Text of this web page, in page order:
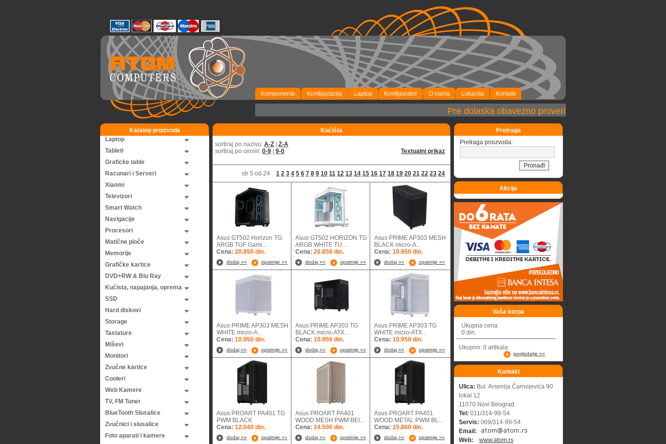
Komponente Konfiguracije Laptop Konfigurator O nama Lokacija Kontakt
Pre dolaska obavezno proveriti dostupnost robe!
Katalog proizvoda
Laptop
Tableti
Graficke table
Racunari i Serveri
Xiaomi
Televizori
Smart Watch
Navigacije
Procesori
Matične ploče
Memorije
Grafičke kartice
DVD+RW & Blu Ray
Kućista, napajanja, oprema
SSD
Hard diskovi
Storage
Tastature
Miševi
Monitori
Zvučne kartice
Cooleri
Web Kamere
TV, FM Tuner
BlueTooth Slusalice
Zvučnici i slusalice
Foto aparati i kamere
Kućišta
sortiraj po nazivu: A-Z
Z-A
sortiraj po ceniiii: 0-9 9-0 Textualni prikaz
str 5 od 24 1 2 3 4 5 6 7 8 9 10 11 12 13 14 15 16 17 18 19 20 21 22 23 24
Asus GT502 Horizon TG
ARGB TUF Gami...
Cena: 20.850 din.
dodaj »» opsirnije »»
Asus GT502 HORIZON TG
ARGB WHITE TU...
Cena: 20.850 din.
dodaj »» opsirnije »»
Asus PRIME AP303 MESH
BLACK micro-A...
Cena: 10.950 din.
dodaj »» opsirnije »»
Asus PRIME AP303 MESH
WHITE micro-A...
Cena: 10.950 din.
dodaj »» opsirnije »»
Asus PRIME AP303 TG
BLACK micro-ATX...
Cena: 10.950 din.
dodaj »» opsirnije »»
Asus PRIME AP303 TG
WHITE micro-ATX...
Cena: 10.950 din.
dodaj »» opsirnije »»
Asus PROART PA401 TG
PWM BLACK
Cena: 12.040 din.
dodaj »» opsirnije »»
Asus PROART PA401
WOOD MESH PWM BEI...
Cena: 14.500 din.
dodaj »» opsirnije »»
Asus PROART PA401
WOOD METAL PWM BL...
Cena: 15.860 din.
dodaj »» opsirnije »»
Pretraga
Pretraga proizvoda:
Akcija
Vaša korpa
Ukupna cena:
0 din.
Ukupno: 0 artikala
pogledajte »»
Kontakt
Ulica: Bul. Arsenija Čarnojevića 90
lokal 12
11070 Novi Beograd
Tel: 011/314-99-54
Servis: 069/314-99-54
Email:
Web:
www.atom.rs